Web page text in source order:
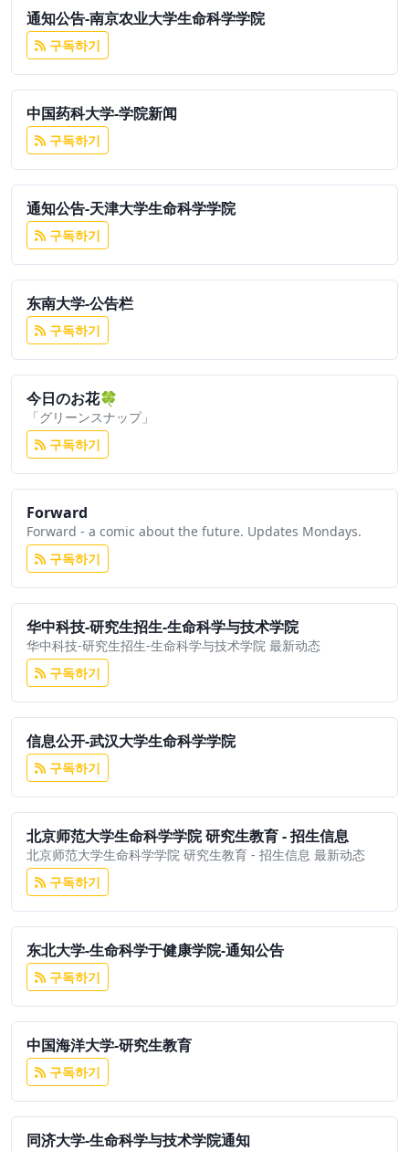
通知公告-南京农业大学生命科学学院
구독하기
中国药科大学-学院新闻
구독하기
通知公告-天津大学生命科学学院
구독하기
东南大学-公告栏
구독하기
今日のお花🍀
「グリーンスナップ」
구독하기
Forward
Forward - a comic about the future. Updates Mondays.
구독하기
华中科技-研究生招生-生命科学与技术学院
华中科技-研究生招生-生命科学与技术学院 最新动态
구독하기
信息公开-武汉大学生命科学学院
구독하기
北京师范大学生命科学学院 研究生教育 - 招生信息
北京师范大学生命科学学院 研究生教育 - 招生信息 最新动态
구독하기
东北大学-生命科学于健康学院-通知公告
구독하기
中国海洋大学-研究生教育
구독하기
同济大学-生命科学与技术学院通知